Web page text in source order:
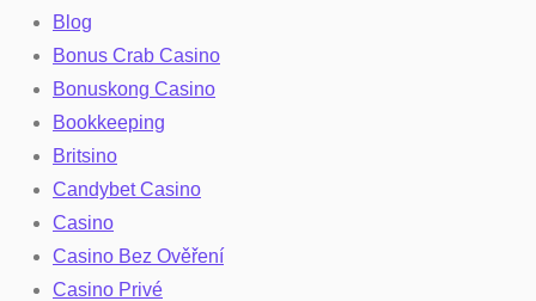
Blog
Bonus Crab Casino
Bonuskong Casino
Bookkeeping
Britsino
Candybet Casino
Casino
Casino Bez Ověření
Casino Privé